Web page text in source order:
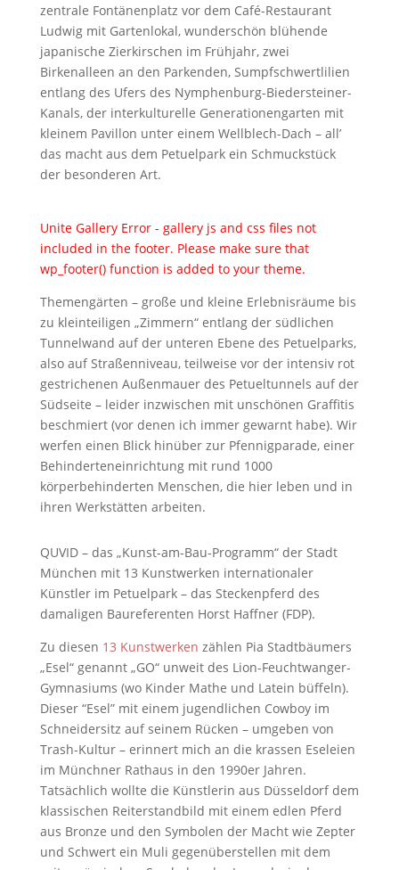
zentrale Fontänenplatz vor dem Café-Restaurant
Ludwig mit Gartenlokal, wunderschön blühende
japanische Zierkirschen im Frühjahr, zwei
Birkenalleen an den Parkenden, Sumpfschwertlilien
entlang des Ufers des Nymphenburg-Biedersteiner-
Kanals, der interkulturelle Generationengarten mit
kleinem Pavillon unter einem Wellblech-Dach – all’
das macht aus dem Petuelpark ein Schmuckstück
der besonderen Art.
Unite Gallery Error - gallery js and css files not
included in the footer. Please make sure that
wp_footer() function is added to your theme.
Themengärten – große und kleine Erlebnisräume bis
zu kleinteiligen „Zimmern“ entlang der südlichen
Tunnelwand auf der unteren Ebene des Petuelparks,
also auf Straßenniveau, teilweise vor der intensiv rot
gestrichenen Außenmauer des Petueltunnels auf der
Südseite – leider inzwischen mit unschönen Graffitis
beschmiert (vor denen ich immer gewarnt habe). Wir
werfen einen Blick hinüber zur Pfennigparade, einer
Behinderteneinrichtung mit rund 1000
körperbehinderten Menschen, die hier leben und in
ihren Werkstätten arbeiten.
QUVID – das „Kunst-am-Bau-Programm“ der Stadt
München mit 13 Kunstwerken internationaler
Künstler im Petuelpark – das Steckenpferd des
damaligen Baureferenten Horst Haffner (FDP).
Zu diesen 13 Kunstwerken zählen Pia Stadtbäumers
„Esel“ genannt „GO“ unweit des Lion-Feuchtwanger-
Gymnasiums (wo Kinder Mathe und Latein büffeln).
Dieser “Esel” mit einem jugendlichen Cowboy im
Schneidersitz auf seinem Rücken – umgeben von
Trash-Kultur – erinnert mich an die krassen Eseleien
im Münchner Rathaus in den 1990er Jahren.
Tatsächlich wollte die Künstlerin aus Düsseldorf dem
klassischen Reiterstandbild mit einem edlen Pferd
aus Bronze und den Symbolen der Macht wie Zepter
und Schwert ein Muli gegenüberstellen mit dem